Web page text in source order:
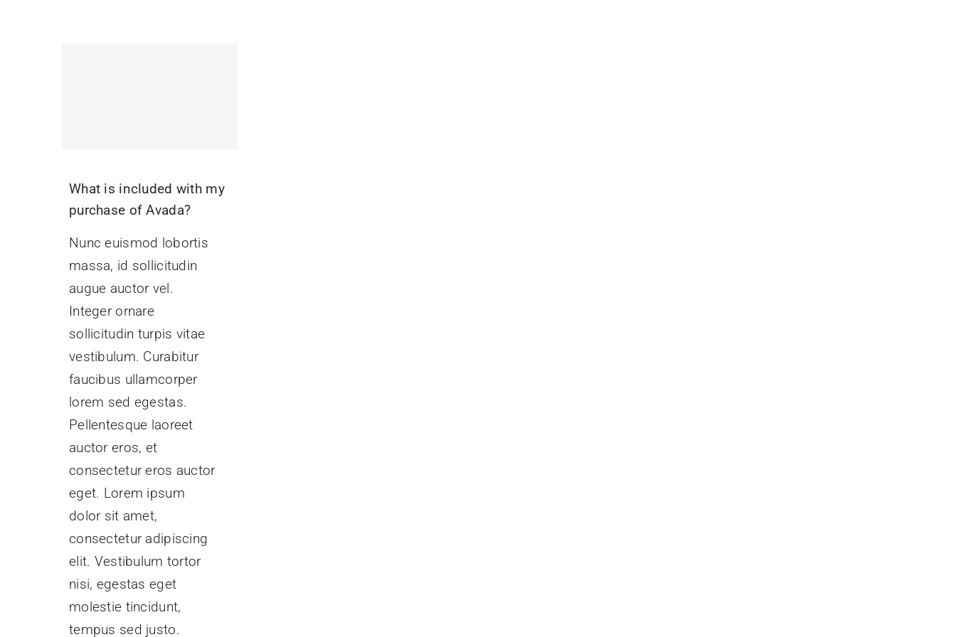
What is included with my
purchase of Avada?
Nunc euismod lobortis
massa, id sollicitudin
augue auctor vel.
Integer ornare
sollicitudin turpis vitae
vestibulum. Curabitur
faucibus ullamcorper
lorem sed egestas.
Pellentesque laoreet
auctor eros, et
consectetur eros auctor
eget. Lorem ipsum
dolor sit amet,
consectetur adipiscing
elit. Vestibulum tortor
nisi, egestas eget
molestie tincidunt,
tempus sed justo.